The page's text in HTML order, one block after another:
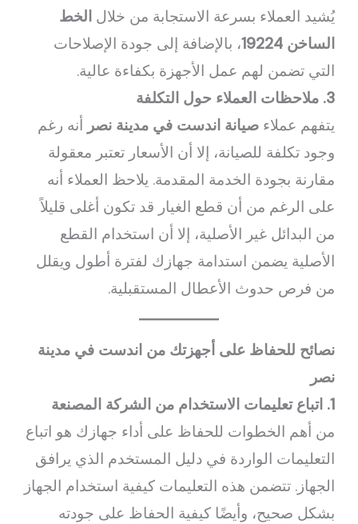
يُشيد العملاء بسرعة الاستجابة من خلالالخط
الساخن 19224
، بالإضافة إلى جودة الإصلاحات
التي تضمن لهم عمل الأجهزة بكفاءة عالية.
3. ملاحظات العملاء حول التكلفة
يتفهم عملاءصيانة اندست في مدينة نصر أنه رغم
وجود تكلفة للصيانة، إلا أن الأسعار تعتبر معقولة
مقارنة بجودة الخدمة المقدمة. يلاحظ العملاء أنه
على الرغم من أن قطع الغيار قد تكون أغلى قليلاً
من البدائل غير الأصلية، إلا أن استخدام القطع
الأصلية يضمن استدامة جهازك لفترة أطول ويقلل
من فرص حدوث الأعطال المستقبلية.
نصائح للحفاظ على أجهزتك من اندست في مدينة
نصر
1. اتباع تعليمات الاستخدام من الشركة المصنعة
من أهم الخطوات للحفاظ على أداء جهازك هو اتباع
التعليمات الواردة في دليل المستخدم الذي يرافق
الجهاز. تتضمن هذه التعليمات كيفية استخدام الجهاز
بشكل صحيح، وأيضًا كيفية الحفاظ على جودته